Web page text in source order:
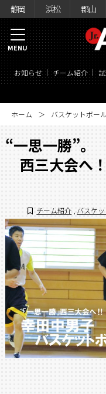
静岡 浜松 郡山
お知らせ チーム紹介
MENU
ホーム バスケットボール
“一思一勝”。
西三大会へ！
チーム紹介 バスケ